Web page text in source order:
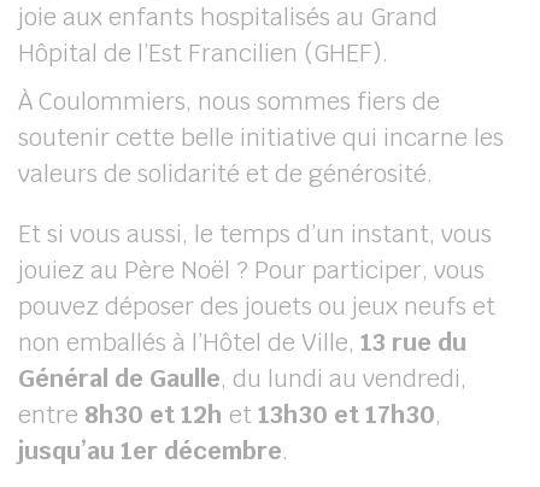
joie aux enfants hospitalisés au Grand
Hôpital de l’Est Francilien (GHEF).
À Coulommiers, nous sommes fiers de
soutenir cette belle initiative qui incarne les
valeurs de solidarité et de générosité.
Et si vous aussi, le temps d’un instant, vous
jouiez au Père Noël ? Pour participer, vous
pouvez déposer des jouets ou jeux neufs et
non emballés à l’Hôtel de Ville, 13 rue du
Général de Gaulle, du lundi au vendredi,
entre 8h30 et 12h et13h30 et 17h30,
jusqu’au 1er décembre.